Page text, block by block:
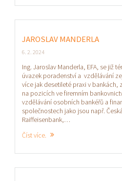
JAROSLAV MANDERLA
6. 2. 2024
Ing. Jaroslav Manderla, EFA, se již
úvazek poradenství a vzdělávání
více jak desetileté praxi v bankách,
na pozicích ve firemním
vzdělávání osobních bankéřů a
společnostech jako jsou např.
Raiffeisenbank,…
Číst více.